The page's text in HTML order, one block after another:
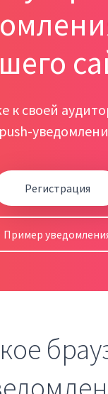
к своей
push-
Регистрация
Пример